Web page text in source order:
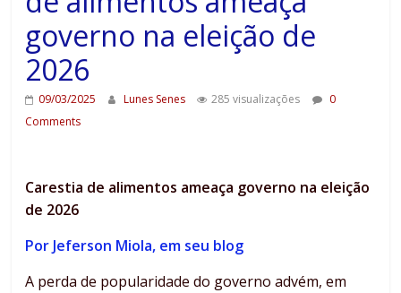
governo na eleição de
2026
09/03/2025 Lunes Senes 285 visualizações
0
Comments
Carestia de alimentos ameaça governo na eleição
de 2026
Por Jeferson Miola, em seu blog
A perda de popularidade do governo advém, em